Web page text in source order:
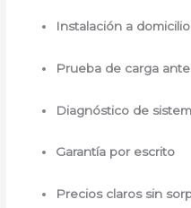
Instalación a
Prueba de carga
Diagnóstico de
Garantía por escrito
Precios claros sin